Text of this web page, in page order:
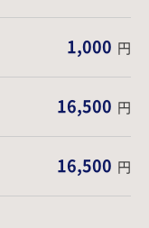
1,000 円
16,500 円
16,500 円